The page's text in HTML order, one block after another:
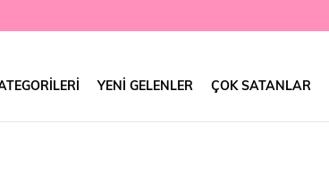
YENI GELENLER ÇOK SATANLAR